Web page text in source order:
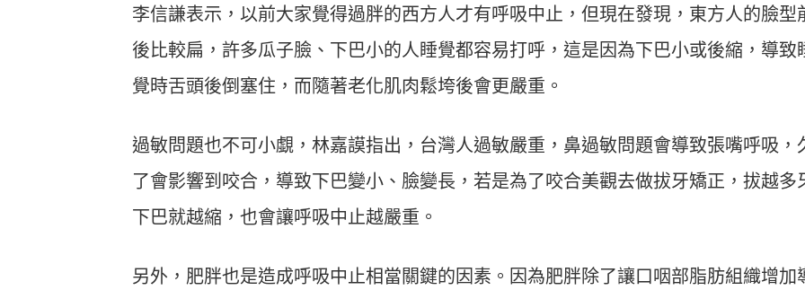
李信謙表示，以前大家覺得過胖的西方人才有呼吸中止，但現在發現，東方人的臉型
後比較扁，許多瓜子臉、下巴小的人睡覺都容易打呼，這是因為下巴小或後縮，導致
覺時舌頭後倒塞住，而隨著老化肌肉鬆垮後會更嚴重。
過敏問題也不可小覷，林嘉謨指出，台灣人過敏嚴重，鼻過敏問題會導致張嘴呼吸，
了會影響到咬合，導致下巴變小、臉變長，若是為了咬合美觀去做拔牙矯正，拔越多
下巴就越縮，也會讓呼吸中止越嚴重。
另外，肥胖也是造成呼吸中止相當關鍵的因素。因為肥胖除了讓口咽部脂肪組織增加